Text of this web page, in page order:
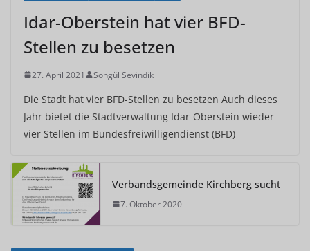
Idar-Oberstein hat vier BFD-
Stellen zu besetzen
27. April 2021 Songül Sevindik
Die Stadt hat vier BFD-Stellen zu besetzen Auch dieses
Jahr bietet die Stadtverwaltung Idar-Oberstein wieder
vier Stellen im Bundesfreiwilligendienst (BFD)
Verbandsgemeinde Kirchberg sucht
7. Oktober 2020